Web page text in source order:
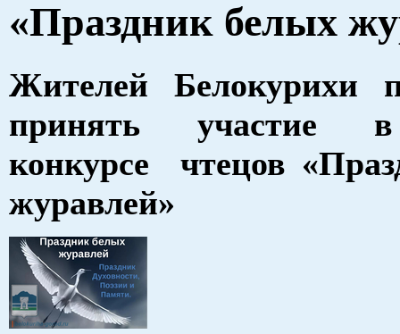
«Праздник белых
Жителей Белокурихи
принять участие
конкурсе чтецов
журавлей»